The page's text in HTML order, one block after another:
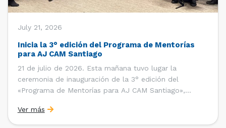
July 21, 2026
Inicia la 3° edición del Programa de Mentorías
para AJ CAM Santiago
21 de julio de 2026. Esta mañana tuvo lugar la
ceremonia de inauguración de la 3° edición del
«Programa de Mentorías para AJ CAM Santiago»,
Internacionales con el apoyo de la Dirección Ejecutiva
y la Subdirección Ejecutiva y de Asuntos
Ver más